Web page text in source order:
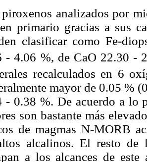
analizados por
primario gracias a sus
clasificar como Fe-
- 4.06 %, de CaO 22.30 -
recalculados en 6
mayor de 0.05 %
- 0.38 %. De acuerdo a lo
son bastante más
de magmas N-MORB
alcalinos. El resto
a los alcances de